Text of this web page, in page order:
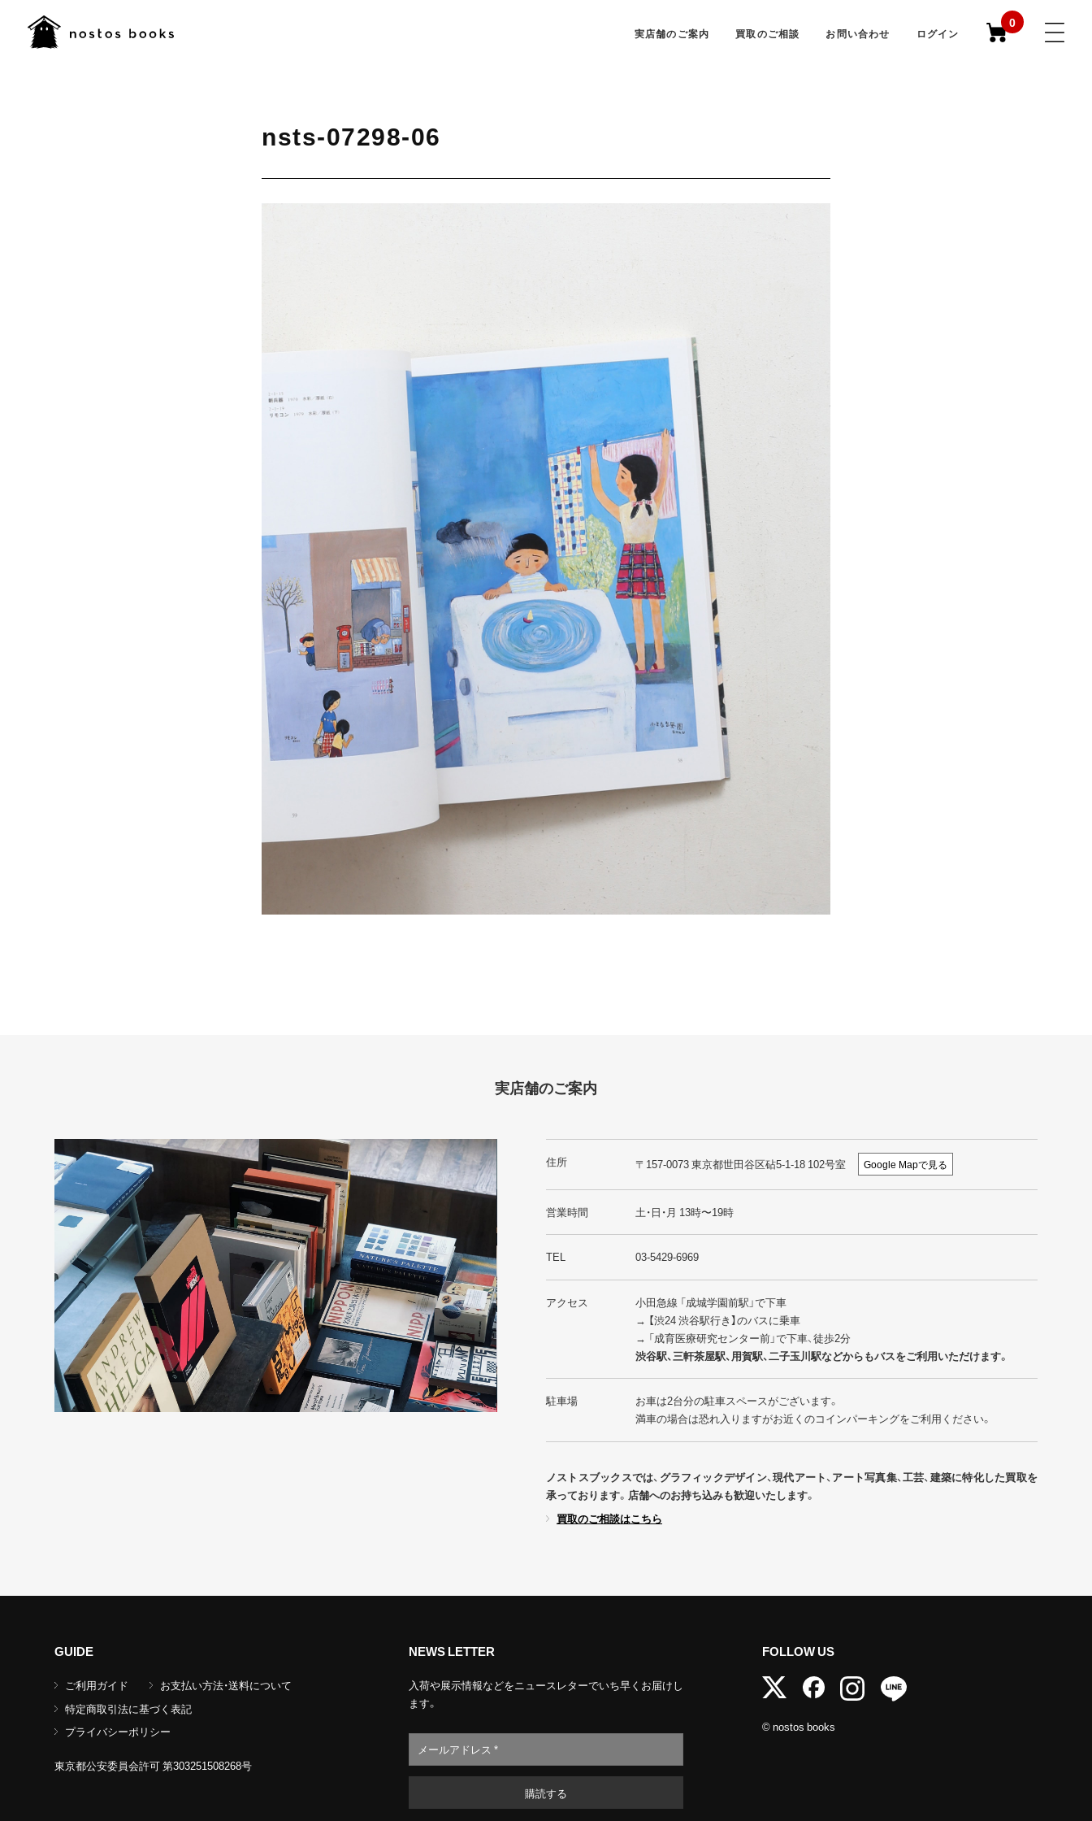
実店舗のご案内 買取のご相談 お問い合わせ ログイン
0
nsts-07298-06
実店舗のご案内
住所 〒157-0073 東京都世田谷区砧5-1-18 102号室 Google Mapで見る
営業時間 土・日・月 13時〜19時
TEL 03-5429-6969
アクセス
小田急線 「成城学園前駅」で下車
→ 【渋24 渋谷駅行き】のバスに乗車
→ 「成育医療研究センター前」で下車、徒歩2分
渋谷駅、三軒茶屋駅、用賀駅、二子玉川駅などからもバスをご利用いただけます。
駐車場
お車は2台分の駐車スペースがございます。
満車の場合は恐れ入りますがお近くのコインパーキングをご利用ください。
ノストスブックスでは、グラフィックデザイン、現代アート、アート写真集、工芸、建築に特化した買取を
承っております。店舗へのお持ち込みも歓迎いたします。
買取のご相談はこちら
GUIDE
ご利用ガイド
お支払い方法・送料について
特定商取引法に基づく表記
プライバシーポリシー
東京都公安委員会許可 第303251508268号
NEWS LETTER
入荷や展示情報などをニュースレターでいち早くお届けし
ます。
FOLLOW US
© nostos books